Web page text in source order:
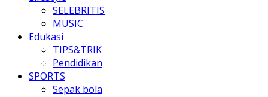
SELEBRITIS
MUSIC
Edukasi
TIPS&TRIK
Pendidikan
SPORTS
Sepak bola